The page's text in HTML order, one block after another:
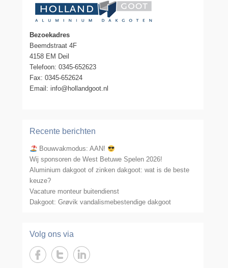
Bezoekadres
Beemdstraat 4F
4158 EM Deil
Telefoon: 0345-652623
Fax: 0345-652624
Email: info@hollandgoot.nl
Recente berichten
Bouwvakmodus: AAN!
Wij sponsoren de West Betuwe Spelen 2026!
Aluminium dakgoot of zinken dakgoot: wat is de beste
keuze?
Vacature monteur buitendienst
Dakgoot: Grøvik vandalismebestendige dakgoot
Volg ons via